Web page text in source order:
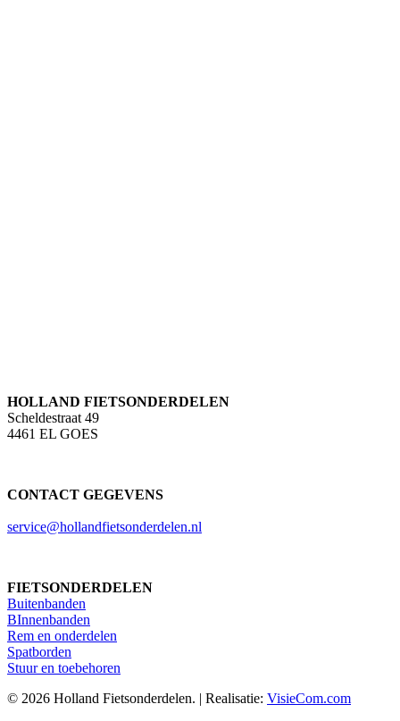
HOLLAND FIETSONDERDELEN
Scheldestraat 49
4461 EL GOES
CONTACT GEGEVENS
service@hollandfietsonderdelen.nl
FIETSONDERDELEN
Buitenbanden
BInnenbanden
Rem en onderdelen
Spatborden
Stuur en toebehoren
© 2026 Holland Fietsonderdelen. | Realisatie: VisieCom.com